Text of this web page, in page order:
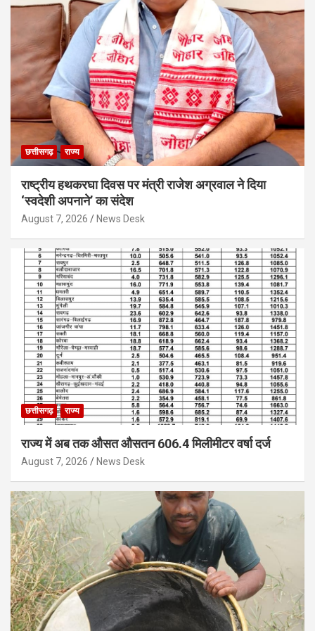
छत्तीसगढ़ राज्य
राष्ट्रीय हथकरघा दिवस पर मंत्री राजेश अग्रवाल ने दिया
‘स्वदेशी अपनाने’ का संदेश
August 7, 2026 News Desk
छत्तीसगढ़ राज्य
राज्य में अब तक औसत औसतन 606.4 मिलीमीटर वर्षा दर्ज
August 7, 2026 News Desk